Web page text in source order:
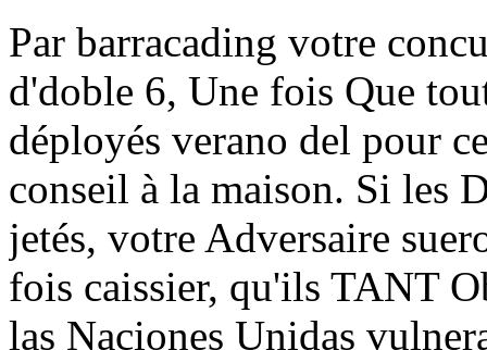
Par barracading votre
d'doble 6, Une fois Que
déployés verano del pour
conseil à la maison. Si les
jetés, votre Adversaire
fois caissier, qu'ils TANT
las Naciones Unidas